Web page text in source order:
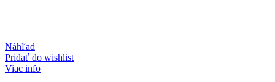
Náhľad
Pridať do wishlist
Viac info